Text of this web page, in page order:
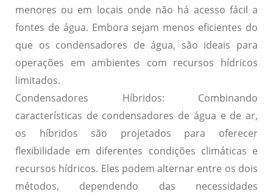
menores ou em locais onde não há acesso fácil a
fontes de água. Embora sejam menos eficientes do
que os condensadores de água, são ideais para
operações em ambientes com recursos hídricos
limitados.
Condensadores Híbridos: Combinando
características de condensadores de água e de ar,
os híbridos são projetados para oferecer
flexibilidade em diferentes condições climáticas e
recursos hídricos. Eles podem alternar entre os dois
métodos, dependendo das necessidades